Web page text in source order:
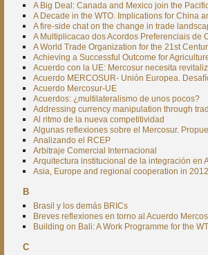
A Big Deal: Canada and Mexico join the
A Decade in the WTO. Implications for China
A fire-side chat on the change in trade
A Multiplicacao dos Acordos Preferenciais de
A World Trade Organization for the 21st
Achieving a Successful Outcome for
Acuerdo con la UE: Mercosur necesita
Acuerdo MERCOSUR- Unión Europea.
Acuerdo Mercosur-UE
Acuerdos: ¿multilateralismo de unos pocos?
Addressing currency manipulation through
Al ritmo de la nueva competitividad
Algunas reflexiones sobre el Mercosur.
Analizando el RCEP
Arbitraje Comercial Internacional
Arquitectura institucional de la integración en
Asia, Europe and regional cooperation in 2012
B
Brasil y los demás BRICs
Breves reflexiones en torno al Acuerdo
Building on Bali: A Work Programme for the
C